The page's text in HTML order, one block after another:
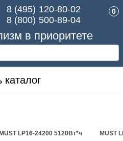
в приоритете
8 (495) 120-80-02
8 (800) 500-89-04
0
каталог
LP16-24200 5120Вт*ч MUST